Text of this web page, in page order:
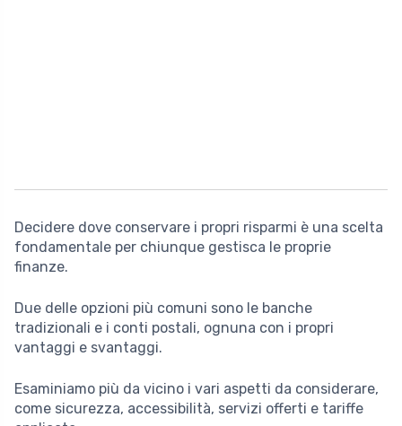
Decidere dove conservare i propri risparmi è una scelta
fondamentale per chiunque gestisca le proprie
finanze.
Due delle opzioni più comuni sono le banche
tradizionali e i conti postali, ognuna con i propri
vantaggi e svantaggi.
Esaminiamo più da vicino i vari aspetti da considerare,
come sicurezza, accessibilità, servizi offerti e tariffe